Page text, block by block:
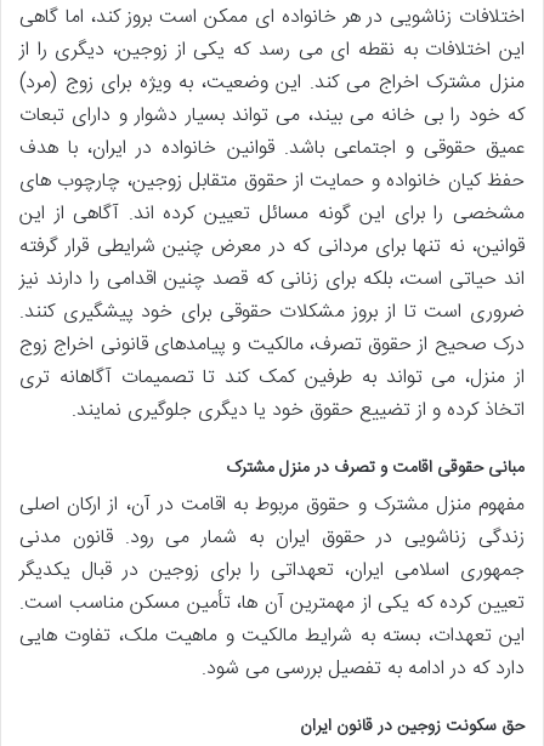
اختلافات زناشویی در هر خانواده ای ممکن است بروز کند، اما گاهی
این اختلافات به نقطه ای می رسد که یکی از زوجین، دیگری را از
منزل مشترک اخراج می کند. این وضعیت، به ویژه برای زوج (مرد)
که خود را بی خانه می بیند، می تواند بسیار دشوار و دارای تبعات
عمیق حقوقی و اجتماعی باشد. قوانین خانواده در ایران، با هدف
حفظ کیان خانواده و حمایت از حقوق متقابل زوجین، چارچوب های
مشخصی را برای این گونه مسائل تعیین کرده اند. آگاهی از این
قوانین، نه تنها برای مردانی که در معرض چنین شرایطی قرار گرفته
اند حیاتی است، بلکه برای زنانی که قصد چنین اقدامی را دارند نیز
ضروری است تا از بروز مشکلات حقوقی برای خود پیشگیری کنند.
درک صحیح از حقوق تصرف، مالکیت و پیامدهای قانونی اخراج زوج
از منزل، می تواند به طرفین کمک کند تا تصمیمات آگاهانه تری
اتخاذ کرده و از تضییع حقوق خود یا دیگری جلوگیری نمایند.
مبانی حقوقی اقامت و تصرف در منزل مشترک
مفهوم منزل مشترک و حقوق مربوط به اقامت در آن، از ارکان اصلی
زندگی زناشویی در حقوق ایران به شمار می رود. قانون مدنی
جمهوری اسلامی ایران، تعهداتی را برای زوجین در قبال یکدیگر
تعیین کرده که یکی از مهمترین آن ها، تأمین مسکن مناسب است.
این تعهدات، بسته به شرایط مالکیت و ماهیت ملک، تفاوت هایی
دارد که در ادامه به تفصیل بررسی می شود.
حق سکونت زوجین در قانون ایران